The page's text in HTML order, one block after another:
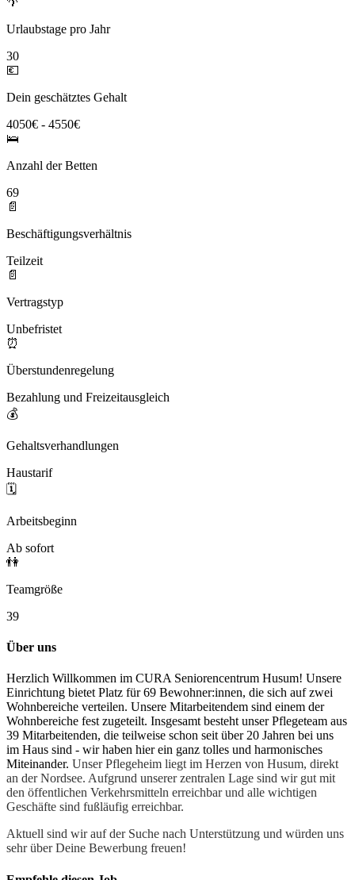
Urlaubstage pro Jahr
30
💶
Dein geschätztes Gehalt
4050€ - 4550€
🛌
Anzahl der Betten
69
📄
Beschäftigungsverhältnis
Teilzeit
📄
Vertragstyp
Unbefristet
⏰
Überstundenregelung
Bezahlung und Freizeitausgleich
💰
Gehaltsverhandlungen
Haustarif
🗓️
Arbeitsbeginn
Ab sofort
👫
Teamgröße
39
Über uns
Herzlich Willkommen im CURA Seniorencentrum Husum! Unsere
Einrichtung bietet Platz für 69 Bewohner:innen, die sich auf zwei
Wohnbereiche verteilen. Unsere Mitarbeitendem sind einem der
Wohnbereiche fest zugeteilt. Insgesamt besteht unser Pflegeteam aus
39 Mitarbeitenden, die teilweise schon seit über 20 Jahren bei uns
im Haus sind - wir haben hier ein ganz tolles und harmonisches
Miteinander. Unser Pflegeheim liegt im Herzen von Husum, direkt
an der Nordsee. Aufgrund unserer zentralen Lage sind wir gut mit
den öffentlichen Verkehrsmitteln erreichbar und alle wichtigen
Geschäfte sind fußläufig erreichbar.
Aktuell sind wir auf der Suche nach Unterstützung und würden uns
sehr über Deine Bewerbung freuen!